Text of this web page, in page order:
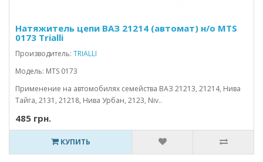
Натяжитель цепи ВАЗ 21214 (автомат) н/о MTS
0173 Trialli
Производитель: TRIALLI
Модель: MTS 0173
Применение на автомобилях семейства ВАЗ 21213, 21214, Нива
Тайга, 2131, 21218, Нива Урбан, 2123, Niv..
485 грн.
КУПИТЬ